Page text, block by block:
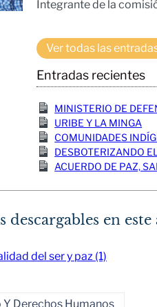
Integrante de la
Ver todas las
Entradas recientes
MINISTERIO DE
URIBE Y LA MINGA
COMUNIDADES
DESBOTERIZANDO
ACUERDO DE PAZ,
descargables en
del ser y paz (1)
Derechos Humanos